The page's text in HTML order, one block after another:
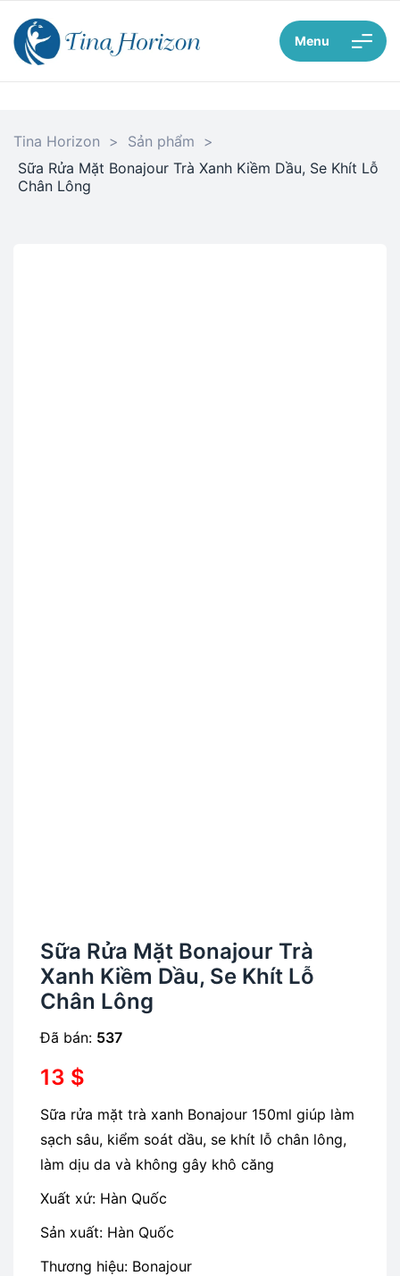
Menu
Tina Horizon > Sản phẩm >
Sữa Rửa Mặt Bonajour Trà Xanh Kiềm Dầu, Se Khít Lỗ
Chân Lông
Sữa Rửa Mặt Bonajour Trà
Xanh Kiềm Dầu, Se Khít Lỗ
Chân Lông
Đã bán: 537
13 $
Sữa rửa mặt trà xanh Bonajour 150ml giúp làm
sạch sâu, kiểm soát dầu, se khít lỗ chân lông,
làm dịu da và không gây khô căng
Xuất xứ: Hàn Quốc
Sản xuất: Hàn Quốc
Thương hiệu: Bonajour